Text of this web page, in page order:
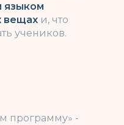
языком
вещах и, что
учеников.
программу» -